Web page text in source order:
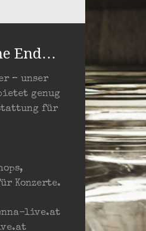
End…
– unser
genug
für
Konzerte.
live.at